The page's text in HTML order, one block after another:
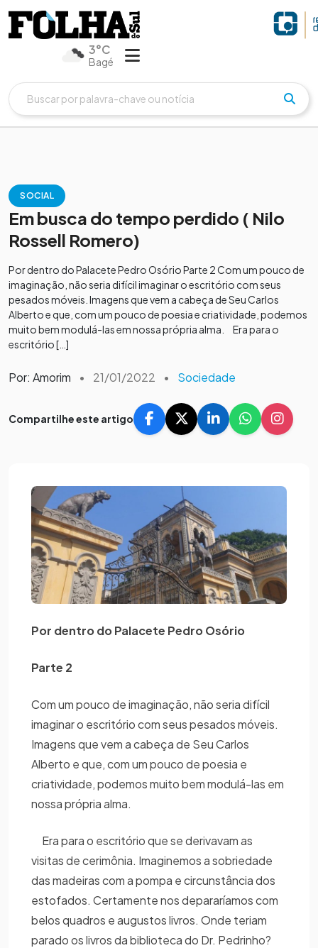
3°C
Bagé
SOCIAL
Em busca do tempo perdido ( Nilo
Rossell Romero)
Por dentro do Palacete Pedro Osório Parte 2 Com um pouco de
imaginação, não seria difícil imaginar o escritório com seus
pesados móveis. Imagens que vem a cabeça de Seu Carlos
Alberto e que, com um pouco de poesia e criatividade, podemos
muito bem modulá-las em nossa própria alma. Era para o
escritório […]
Por: Amorim • 21/01/2022 • Sociedade
Compartilhe este artigo
Por dentro do Palacete Pedro Osório
Parte 2
Com um pouco de imaginação, não seria difícil
imaginar o escritório com seus pesados móveis.
Imagens que vem a cabeça de Seu Carlos
Alberto e que, com um pouco de poesia e
criatividade, podemos muito bem modulá-las em
nossa própria alma.
Era para o escritório que se derivavam as
visitas de cerimônia. Imaginemos a sobriedade
das madeiras com a pompa e circunstância dos
estofados. Certamente nos depararíamos com
belos quadros e augustos livros. Onde teriam
parado os livros da biblioteca do Dr. Pedrinho?